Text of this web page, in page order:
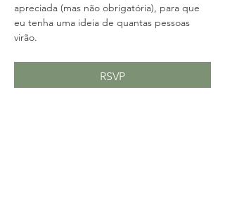
apreciada (mas não obrigatória), para que
eu tenha uma ideia de quantas pessoas
virão.
RSVP